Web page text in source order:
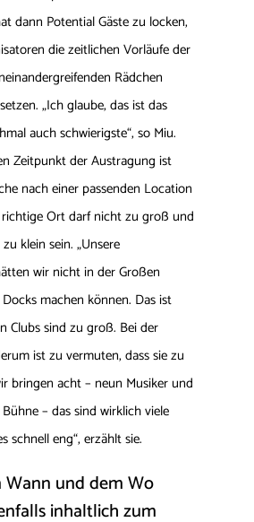
dann Potential Gäste zu locken,
die zeitlichen Vorläufe der
Rädchen
„Ich glaube, das ist das
auch schwierigste“, so Miu.
Zeitpunkt der Austragung ist
nach einer passenden Location
Ort darf nicht zu groß und
klein sein. „Unsere
wir nicht in der Großen
machen können. Das ist
Clubs sind zu groß. Bei der
ist zu vermuten, dass sie zu
bringen acht – neun Musiker und
– das sind wirklich viele
schnell eng“, erzählt sie.
und dem Wo
inhaltlich zum